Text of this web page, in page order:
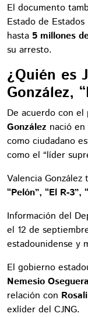
El documento
Estado de
hasta 5 millones
su arresto.
¿Quién es
González,
De acuerdo con
González nació
como ciudadano
como el “líder
Valencia
“Pelón”, “El R-3”,
Información del
el 12 de
estadounidense y
El gobierno
Nemesio
relación con
exlíder del CJNG.